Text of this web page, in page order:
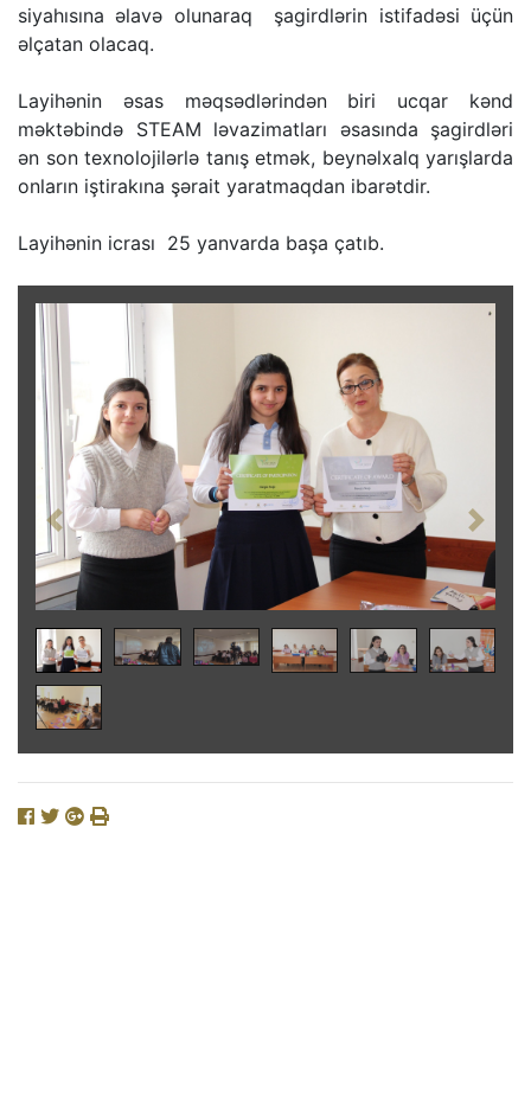
siyahısına əlavə olunaraq şagirdlərin istifadəsi üçün
əlçatan olacaq.
Layihənin əsas məqsədlərindən biri ucqar kənd
məktəbində STEAM ləvazimatları əsasında şagirdləri
ən son texnolojilərlə tanış etmək, beynəlxalq yarışlarda
onların iştirakına şərait yaratmaqdan ibarətdir.
Layihənin icrası 25 yanvarda başa çatıb.
Previous Next